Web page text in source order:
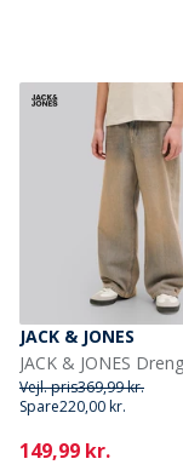
JACK & JONES
Vejl. pris369,99 kr.
Spare220,00 kr.
Current
149,99 kr.